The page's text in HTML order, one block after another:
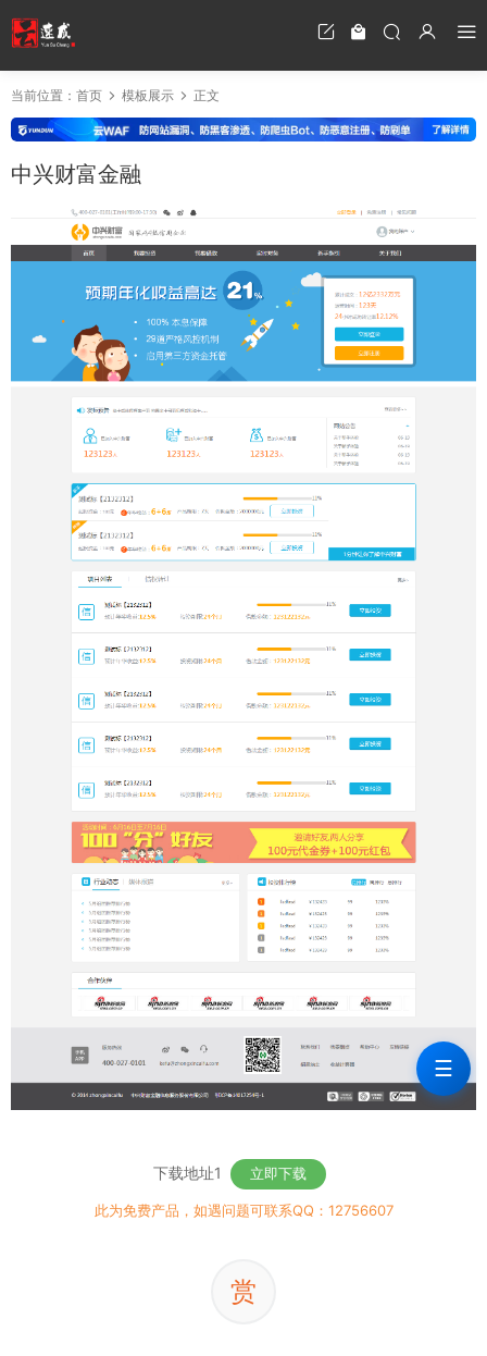
当前位置： 首页 模板展示 正文
中兴财富金融
下载地址1 立即下载
此为免费产品，如遇问题可联系QQ：12756607
赏
☰